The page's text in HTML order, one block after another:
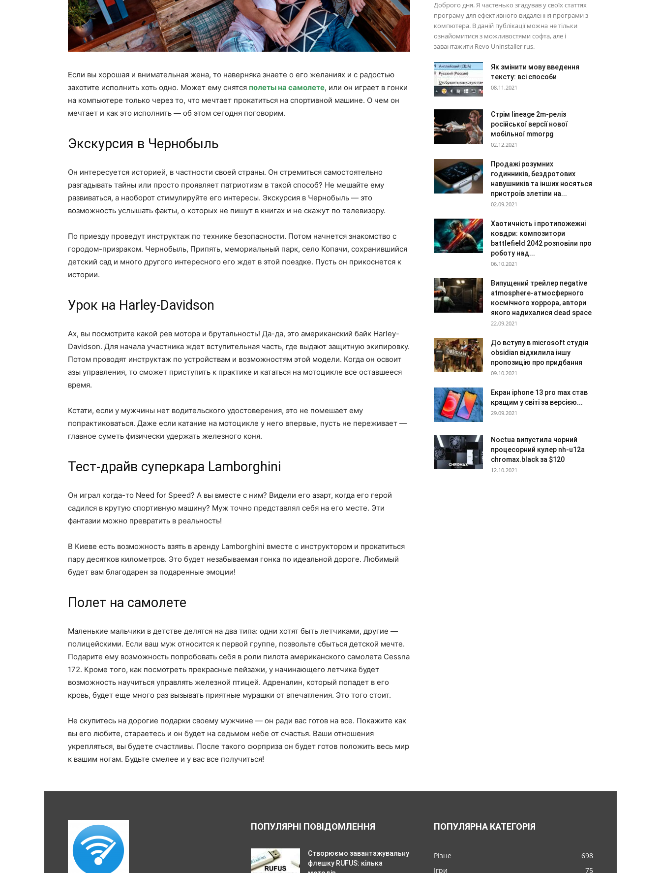
Если вы хорошая и внимательная жена, то наверняка знаете о его желаниях и с радостью
захотите исполнить хоть одно. Может ему снятся полеты на самолете, или он играет в гонки
на компьютере только через то, что мечтает прокатиться на спортивной машине. О чем он
мечтает и как это исполнить — об этом сегодня поговорим.
Экскурсия в Чернобыль
Он интересуется историей, в частности своей страны. Он стремиться самостоятельно
разгадывать тайны или просто проявляет патриотизм в такой способ? Не мешайте ему
развиваться, а наоборот стимулируйте его интересы. Экскурсия в Чернобыль — это
возможность услышать факты, о которых не пишут в книгах и не скажут по телевизору.
По приезду проведут инструктаж по технике безопасности. Потом начнется знакомство с
городом-призраком. Чернобыль, Припять, мемориальный парк, село Копачи, сохранившийся
детский сад и много другого интересного его ждет в этой поездке. Пусть он прикоснется к
истории.
Урок на Harley-Davidson
Ах, вы посмотрите какой рев мотора и брутальность! Да-да, это американский байк Harley-
Davidson. Для начала участника ждет вступительная часть, где выдают защитную экипировку.
Потом проводят инструктаж по устройствам и возможностям этой модели. Когда он освоит
азы управления, то сможет приступить к практике и кататься на мотоцикле все оставшееся
время.
Кстати, если у мужчины нет водительского удостоверения, это не помешает ему
попрактиковаться. Даже если катание на мотоцикле у него впервые, пусть не переживает —
главное суметь физически удержать железного коня.
Тест-драйв суперкара Lamborghini
Он играл когда-то Need for Speed? А вы вместе с ним? Видели его азарт, когда его герой
садился в крутую спортивную машину? Муж точно представлял себя на его месте. Эти
фантазии можно превратить в реальность!
В Киеве есть возможность взять в аренду Lamborghini вместе с инструктором и прокатиться
пару десятков километров. Это будет незабываемая гонка по идеальной дороге. Любимый
будет вам благодарен за подаренные эмоции!
Полет на самолете
Маленькие мальчики в детстве делятся на два типа: одни хотят быть летчиками, другие —
полицейскими. Если ваш муж относится к первой группе, позвольте сбыться детской мечте.
Подарите ему возможность попробовать себя в роли пилота американского самолета Cessna
172. Кроме того, как посмотреть прекрасные пейзажи, у начинающего летчика будет
возможность научиться управлять железной птицей. Адреналин, который попадет в его
кровь, будет еще много раз вызывать приятные мурашки от впечатления. Это того стоит.
Не скупитесь на дорогие подарки своему мужчине — он ради вас готов на все. Покажите как
вы его любите, стараетесь и он будет на седьмом небе от счастья. Ваши отношения
укрепляться, вы будете счастливы. После такого сюрприза он будет готов положить весь мир
к вашим ногам. Будьте смелее и у вас все получиться!
Доброго дня. Я частенько згадував у своїх статтях
програму для ефективного видалення програми з
компютера. В даній публікації можна не тільки
ознайомитися з можливостями софта, але і
завантажити Revo Uninstaller rus.
Як змінити мову введення
тексту: всі способи
08.11.2021
Стрім lineage 2m-реліз
російської версії нової
мобільної mmorpg
02.12.2021
Продажі розумних
годинників, бездротових
навушників та інших носяться
пристроїв злетіли на...
02.09.2021
Хаотичність і протипожежні
ковдри: композитори
battlefield 2042 розповіли про
роботу над...
06.10.2021
Випущений трейлер negative
atmosphere-атмосферного
космічного хоррора, автори
якого надихалися dead space
22.09.2021
До вступу в microsoft студія
obsidian відхилила іншу
пропозицію про придбання
09.10.2021
Екран iphone 13 pro max став
кращим у світі за версією...
29.09.2021
Noctua випустила чорний
процесорний кулер nh-u12a
chromax.black за $120
12.10.2021
ПОПУЛЯРНІ ПОВІДОМЛЕННЯ
Створюємо завантажувальну
флешку RUFUS: кілька
ПОПУЛЯРНА КАТЕГОРІЯ
Різне
698
Ігри
75